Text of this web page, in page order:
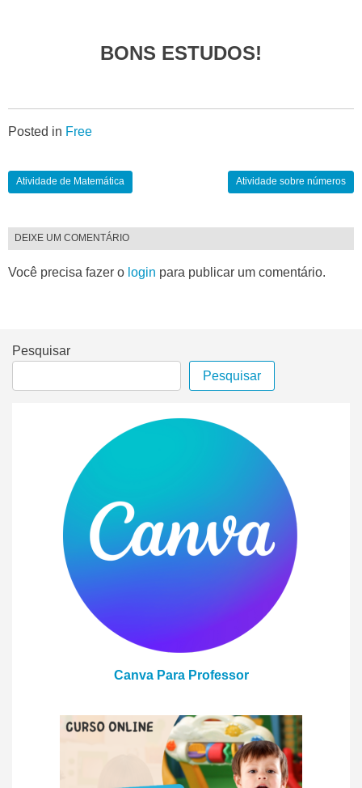
BONS ESTUDOS!
Posted in Free
Atividade de Matemática Atividade sobre números
DEIXE UM COMENTÁRIO
Você precisa fazer o login para publicar um comentário.
Pesquisar
Pesquisar
Canva Para Professor